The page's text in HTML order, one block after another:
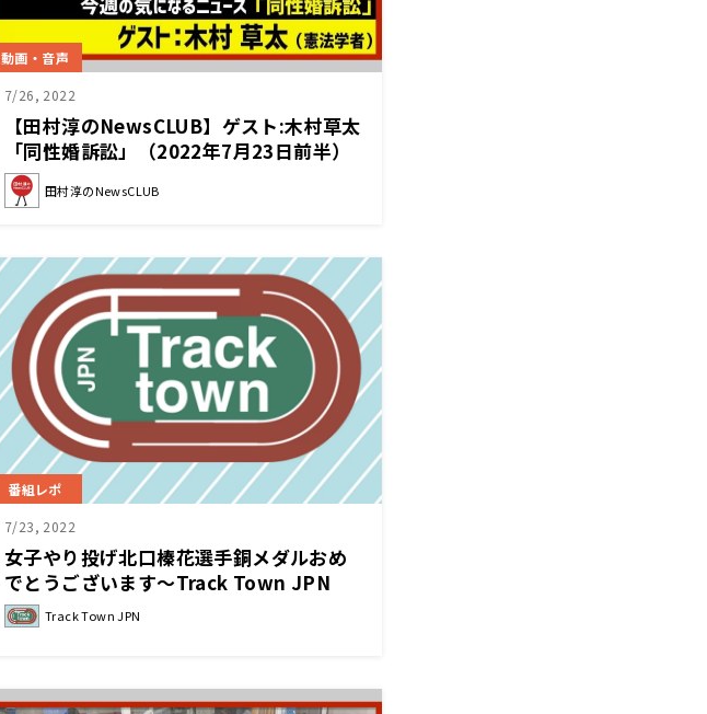
動画・音声
7/26, 2022
【田村淳のNewsCLUB】ゲスト:木村草太
「同性婚訴訟」（2022年7月23日前半）
田村淳のNewsCLUB
番組レポ
7/23, 2022
女子やり投げ北口榛花選手銅メダルおめ
でとうございます～Track Town JPN
Track Town JPN